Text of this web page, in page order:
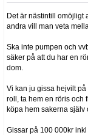
Det är nästintill omöjligt
andra vill man veta
Ska inte pumpen och
säker på att du har en
dom.
Vi kan ju gissa hejvilt
roll, ta hem en röris och
köpa hem sakerna själv
Gissar på 100 000kr